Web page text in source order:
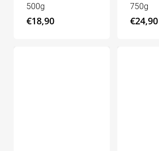
500g
€18,90
750g
€24,90